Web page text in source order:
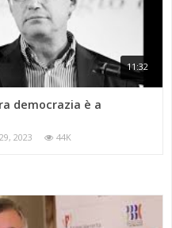
11:32
democrazia è a
2023 44K